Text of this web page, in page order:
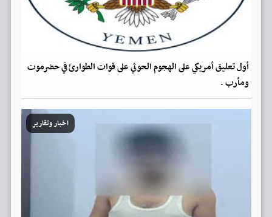
أول تعليق أمريكي على الهجوم الحوثي على قوات الطوارئ في حضرموت
ومأرب .
اخبار وتقارير